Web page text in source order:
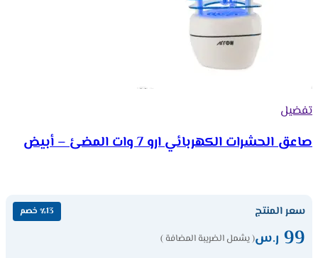
تفضيل
صاعق الحشرات الكهربائي ارو 7 وات المضئ – أبيض
سعر المنتج ٪13 خصم
99 ر.س( يشمل الضريبة المضافة )